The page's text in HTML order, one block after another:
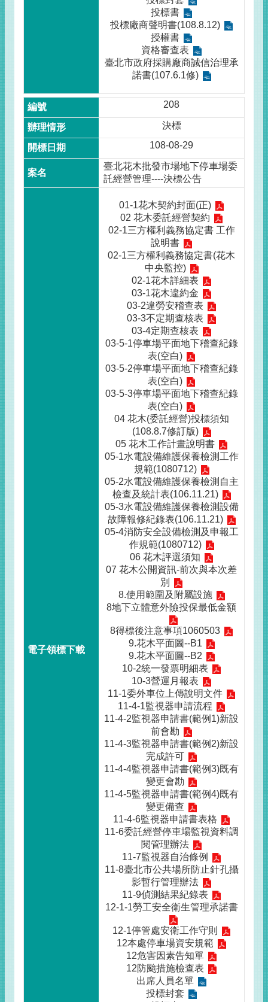
投標書
投標廠商聲明書(108.8.12)
授權書
資格審查表
臺北市政府採購廠商誠信治理承
諾書(107.6.1修)
208
決標
108-08-29
臺北花木批發市場地下停車場委
託經營管理----決標公告
01-1花木契約封面(正)
02 花木委託經營契約
02-1三方權利義務協定書 工作
說明書
02-1三方權利義務協定書(花木
中央監控)
02-1花木詳細表
03-1花木違約金
03-2違勞安稽查表
03-3不定期查核表
03-4定期查核表
03-5-1停車場平面地下稽查紀錄
表(空白)
03-5-2停車場平面地下稽查紀錄
表(空白)
03-5-3停車場平面地下稽查紀錄
表(空白)
04 花木(委託經營)投標須知
(108.8.7修訂版)
05 花木工作計畫說明書
05-1水電設備維護保養檢測工作
規範(1080712)
05-2水電設備維護保養檢測自主
檢查及統計表(106.11.21)
05-3水電設備維護保養檢測設備
故障報修紀錄表(106.11.21)
05-4消防安全設備檢測及申報工
作規範(1080712)
06 花木評選須知
07 花木公開資訊-前次與本次差
別
8.使用範圍及附屬設施
8地下立體意外險投保最低金額
8得標後注意事項1060503
9.花木平面圖--B1
9.花木平面圖--B2
10-2統一發票明細表
10-3營運月報表
11-1委外車位上傳說明文件
11-4-1監視器申請流程
11-4-2監視器申請書(範例1)新設
前會勘
11-4-3監視器申請書(範例2)新設
完成許可
11-4-4監視器申請書(範例3)既有
變更會勘
11-4-5監視器申請書(範例4)既有
變更備查
11-4-6監視器申請書表格
11-6委託經營停車場監視資料調
閱管理辦法
11-7監視器自治條例
11-8臺北市公共場所防止針孔攝
影暫行管理辦法
11-9偵測結果紀錄表
12-1-1勞工安全衛生管理承諾書
12-1停管處安衛工作守則
12本處停車場資安規範
12危害因素告知單
12防颱措施檢查表
出席人員名單
投標封套